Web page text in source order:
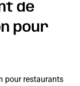
de
pour
pour restaurants